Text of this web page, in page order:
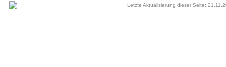
Letzte Aktualisierung dieser Seite: